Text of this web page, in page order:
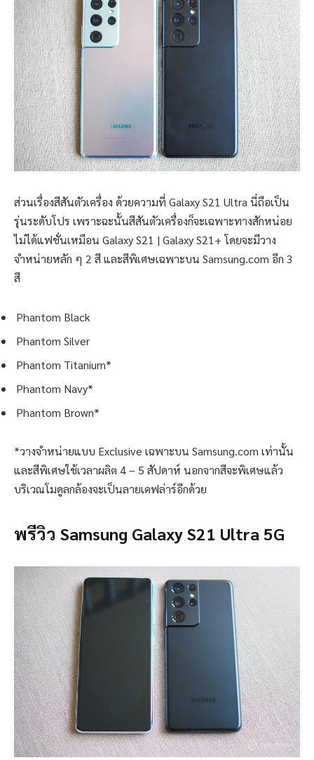
ส่วนเรื่องสีสันตัวเครื่อง ด้วยความที่ Galaxy S21 Ultra นี่ถือเป็น
รุ่นระดับโปร เพราะฉะนั้นสีสันตัวเครื่องก็จะเฉพาะทางสักหน่อย
ไม่ได้แฟชั่นเหมือน Galaxy S21 | Galaxy S21+ โดยจะมีวาง
จำหน่ายหลัก ๆ 2 สี และสีพิเศษเฉพาะบน Samsung.com อีก 3
สี
Phantom Black
Phantom Silver
Phantom Titanium*
Phantom Navy*
Phantom Brown*
*วางจำหน่ายแบบ Exclusive เฉพาะบน Samsung.com เท่านั้น
และสีพิเศษใช้เวลาผลิต 4 – 5 สัปดาห์ นอกจากสีจะพิเศษแล้ว
บริเวณโมดูลกล้องจะเป็นลายเคฟล่าร์อีกด้วย
พรีวิว Samsung Galaxy S21 Ultra 5G